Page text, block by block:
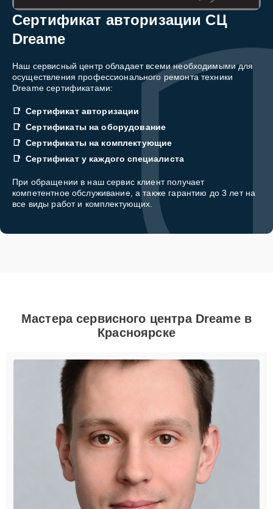
Сертификат авторизации СЦ
Dreame
Наш сервисный центр обладает всеми необходимыми для
осуществления профессионального ремонта техники
Dreame сертификатами:
Сертификат авторизации
Сертификаты на оборудование
Сертификаты на комплектующие
Сертификат у каждого специалиста
При обращении в наш сервис клиент получает
компетентное обслуживание, а также гарантию до 3 лет на
все виды работ и комплектующих.
Мастера сервисного центра Dreame в
Красноярске